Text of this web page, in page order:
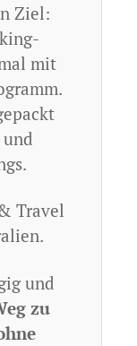
Ziel:
mit
Travel
und
zu